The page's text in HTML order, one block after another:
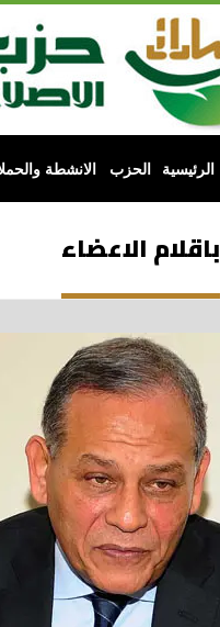
الرئيسية الحزب الانشطة
باقلام الاعضاء